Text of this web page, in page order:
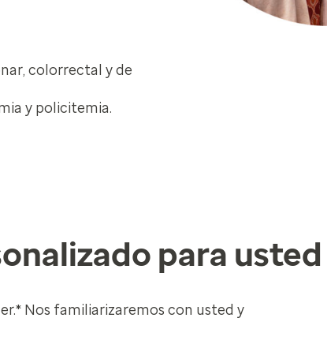
colorrectal y de
y policitemia.
para usted
Nos familiarizaremos con usted y